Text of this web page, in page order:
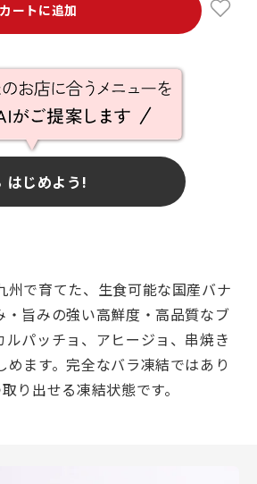
カートに追加
はじめよう!
州で育てた、生食可能な国産バナ
・旨みの強い高鮮度・高品質なブ
ルパッチョ、アヒージョ、串焼き
めます。完全なバラ凍結ではあり
り出せる凍結状態です。